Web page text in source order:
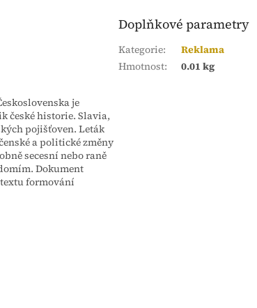
je
české historie. Slavia,
pojišťoven. Leták
a politické změny
secesní nebo raně
Dokument
formování
Doplňkové parametry
Kategorie:
Reklama
Hmotnost: 0.01 kg